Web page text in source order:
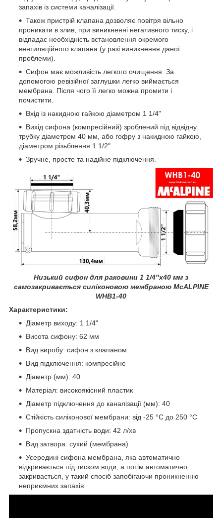
запахів із системи каналізації.
Також пристрій клапана дозволяє повітря вільно
проникати в злив, при виникненні негативного тиску, і
відпадає необхідність встановлення окремого
вентиляційного клапана (у разі виникнення даної
проблеми).
Сифон має можливість легкого очищення. За
допомогою ревізійної заглушки легко виймається
мембрана. Після чого її легко можна промити і
почистити.
Вхід із накидною гайкою діаметром 1 1/4"
Вихід сифона (компресійний) зроблений під відвідну
трубку діаметром 40 мм, або гофру з накидною гайкою,
діаметром різьблення 1 1/2"
Зручне, просте та надійне підключення.
Низький сифон для раковини 1 1/4″х40 мм з
самозакривається силіконовою мембраною McALPINE
WHB1-40
Характеристики:
Діаметр виходу: 1 1/4"
Висота сифону: 62 мм
Вид виробу: сифон з клапаном
Вид підключення: компресійне
Діаметр (мм): 40
Матеріал: високоякісний пластик
Діаметр підключення до каналізації (мм): 40
Стійкість силіконової мембрани: від -25 °С до 250 °С
Пропускна здатність води: 42 л/хв
Вид затвора: сухий (мембрана)
Усередині сифона мембрана, яка автоматично
відкривається під тиском води, а потім автоматично
закривається, у такий спосіб запобігаючи проникненню
неприємних запахів